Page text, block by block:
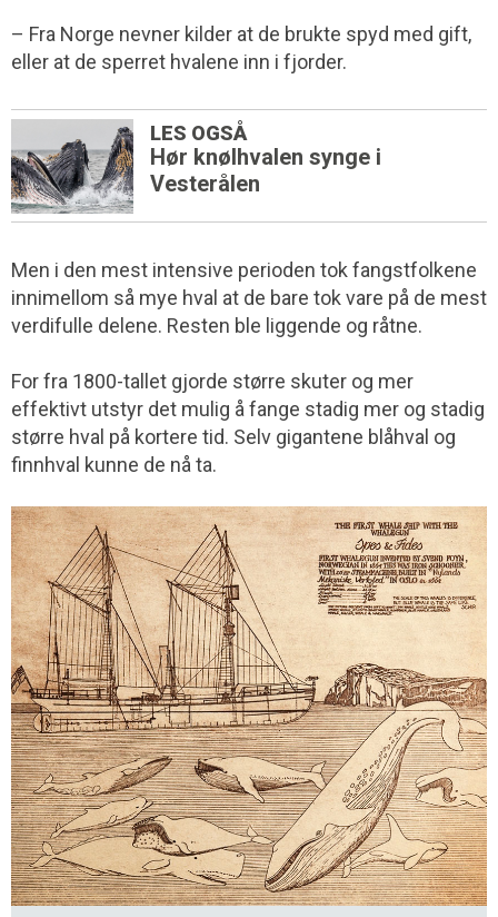
– Fra Norge nevner kilder at de brukte spyd med gift,
eller at de sperret hvalene inn i fjorder.
LES OGSÅ
Hør knølhvalen synge i
Vesterålen
Men i den mest intensive perioden tok fangstfolkene
innimellom så mye hval at de bare tok vare på de mest
verdifulle delene. Resten ble liggende og råtne.
For fra 1800-tallet gjorde større skuter og mer
effektivt utstyr det mulig å fange stadig mer og stadig
større hval på kortere tid. Selv gigantene blåhval og
finnhval kunne de nå ta.